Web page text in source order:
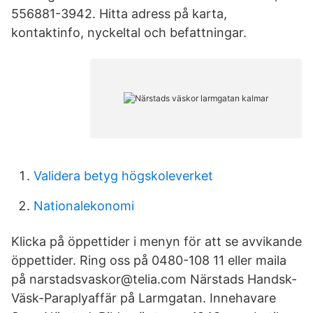
556881-3942. Hitta adress på karta,
kontaktinfo, nyckeltal och befattningar.
Validera betyg högskoleverket
Nationalekonomi
Klicka på öppettider i menyn för att se avvikande
öppettider. Ring oss på 0480-108 11 eller maila
på narstadsvaskor@telia.com Närstads Handsk-
Väsk-Paraplyaffär på Larmgatan. Innehavare